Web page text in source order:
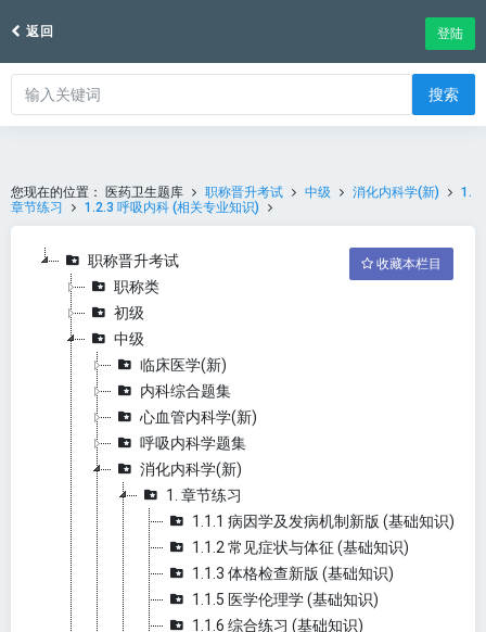
返回 登陆
搜索
您现在的位置： 医药卫生题库 职称晋升考试 中级 消化内科学(新)
1.
章节练习
1.2.3 呼吸内科 (相关专业知识)
收藏本栏目
职称晋升考试
职称类
初级
中级
临床医学(新)
内科综合题集
心血管内科学(新)
呼吸内科学题集
消化内科学(新)
1. 章节练习
1.1.1 病因学及发病机制新版 (基础知识)
1.1.2 常见症状与体征 (基础知识)
1.1.3 体格检查新版 (基础知识)
1.1.5 医学伦理学 (基础知识)
1.1.6 综合练习 (基础知识)